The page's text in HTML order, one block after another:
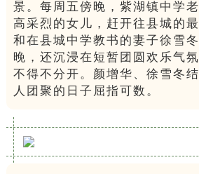
景。每周五傍晚，紫湖镇中学
高采烈的女儿，赶开往县城的
和在县城中学教书的妻子徐雪
晚，还沉浸在短暂团圆欢乐气
不得不分开。颜增华、徐雪冬
人团聚的日子屈指可数。